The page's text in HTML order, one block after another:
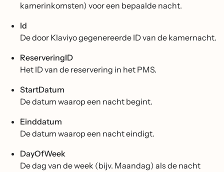
kamerinkomsten) voor een bepaalde nacht.
Id
De door Klaviyo gegenereerde ID van de kamernacht.
ReserveringID
Het ID van de reservering in het PMS.
StartDatum
De datum waarop een nacht begint.
Einddatum
De datum waarop een nacht eindigt.
DayOfWeek
De dag van de week (bijv. Maandag) als de nacht